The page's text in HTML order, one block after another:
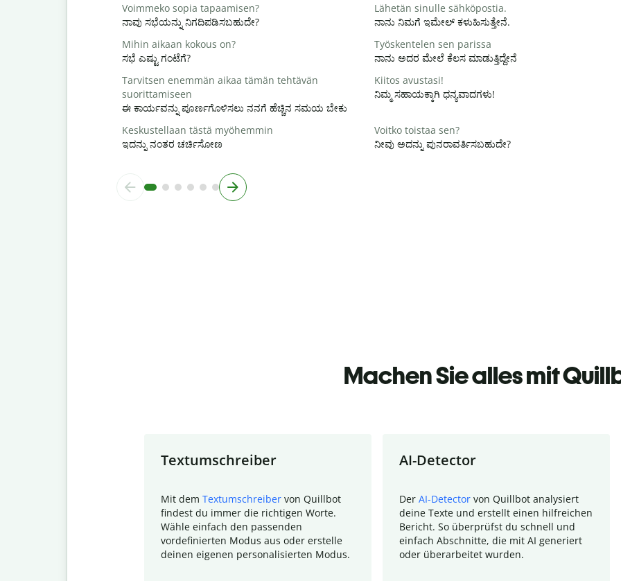
Voimmeko sopia tapaamisen?
ನಾವು ಸಭೆಯನ್ನು ನಿಗದಿಪಡಿಸಬಹುದೇ?
Lähetän sinulle sähköpostia.
ನಾನು ನಿಮಗೆ ಇಮೇಲ್ ಕಳುಹಿಸುತ್ತೇನೆ.
Mihin aikaan kokous on?
ಸಭೆ ಎಷ್ಟು ಗಂಟೆಗೆ?
Työskentelen sen parissa
ನಾನು ಅದರ ಮೇಲೆ ಕೆಲಸ ಮಾಡುತ್ತಿದ್ದೇನೆ
Tarvitsen enemmän aikaa tämän tehtävän
suorittamiseen
ಈ ಕಾರ್ಯವನ್ನು ಪೂರ್ಣಗೊಳಿಸಲು ನನಗೆ ಹೆಚ್ಚಿನ ಸಮಯ ಬೇಕು
Kiitos avustasi!
ನಿಮ್ಮ ಸಹಾಯಕ್ಕಾಗಿ ಧನ್ಯವಾದಗಳು!
Keskustellaan tästä myöhemmin
ಇದನ್ನು ನಂತರ ಚರ್ಚಿಸೋಣ
Voitko toistaa sen?
ನೀವು ಅದನ್ನು ಪುನರಾವರ್ತಿಸಬಹುದೇ?
Machen Sie alles mit
Textumschreiber
Mit dem Textumschreiber von Quillbot
findest du immer die richtigen Worte.
Wähle einfach den passenden
vordefinierten Modus aus oder erstelle
deinen eigenen personalisierten Modus.
AI-Detector
Der AI-Detector von Quillbot analysiert
deine Texte und erstellt einen hilfreichen
Bericht. So überprüfst du schnell und
einfach Abschnitte, die mit AI generiert
oder überarbeitet wurden.